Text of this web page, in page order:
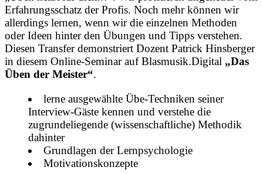
Erfahrungsschatz der Profis. Noch mehr können wir
allerdings lernen, wenn wir die einzelnen Methoden
oder Ideen hinter den Übungen und Tipps verstehen.
Diesen Transfer demonstriert Dozent Patrick Hinsberger
in diesem Online-Seminar auf Blasmusik.Digital „Das
Üben der Meister“.
lerne ausgewählte Übe-Techniken seiner
Interview-Gäste kennen und verstehe die
zugrundeliegende (wissenschaftliche) Methodik
dahinter
Grundlagen der Lernpsychologie
Motivationskonzepte